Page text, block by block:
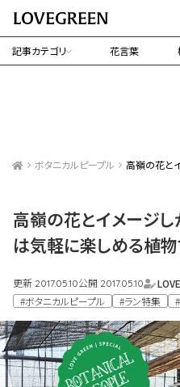
記事カテゴリ 花言葉
ボタニカルピープル 高嶺の花と
高嶺の花とイメージ
は気軽に楽しめる植物
更新 2017.05.10公開 2017.05.10
#ボタニカルピープル
#ラン特集